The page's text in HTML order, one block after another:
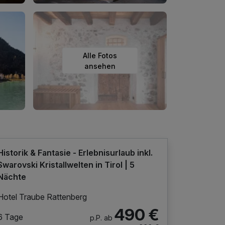
Alle Fotos
ansehen
& Fantasie - Erlebnisurlaub inkl.
Kristallwelten in Tirol | 5
Traube Rattenberg
Tage
p.P. ab 490 €